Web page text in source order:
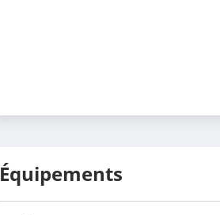
Équipements